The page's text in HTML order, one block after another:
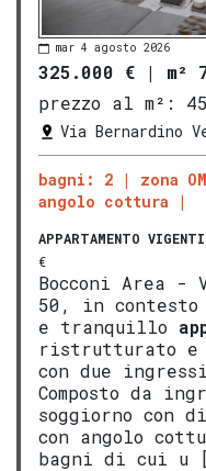
mar 4 agosto 2026
325.000 € | m²
prezzo al m²:
Via Bernardino
bagni: 2 zona
angolo cottura
APPARTAMENTO
€
Bocconi Area -
50, in
e tranquillo
ristrutturato e
con due
Composto da
soggiorno con
con angolo
bagni di cui u